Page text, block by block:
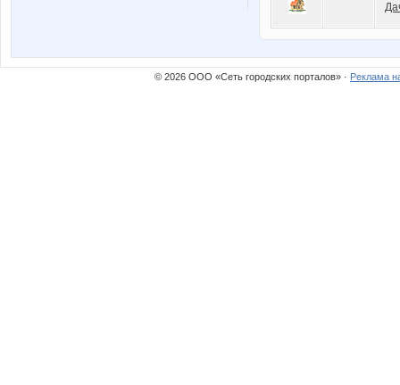
© 2026 ООО «Сеть городских порталов» · Реклама